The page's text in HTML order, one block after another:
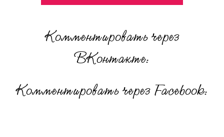
Комментировать через
ВКонтакте:
Комментировать через Facebook: